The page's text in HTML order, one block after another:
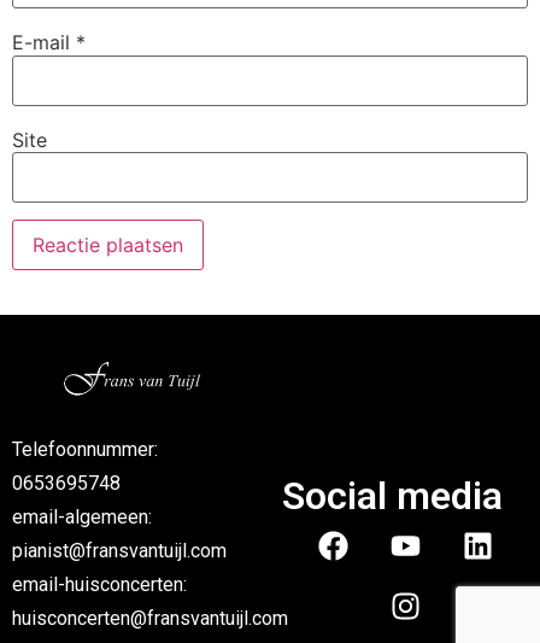
E-mail *
Site
Telefoonnummer:
0653695748
email-algemeen:
pianist@fransvantuijl.com
email-huisconcerten:
huisconcerten@fransvantuijl.com
Social media